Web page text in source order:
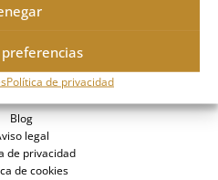
Política de privacidad
Crossfit Berkana
Blog
legal
de privacidad
de cookies